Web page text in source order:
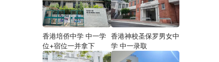
香港培侨中学 中一学
位+宿位一并拿下
香港神校圣保罗男女中
学 中一录取